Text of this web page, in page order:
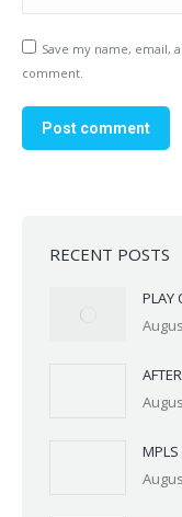
Save my name, email,
comment.
Post comment
RECENT POSTS
PLAY
MPLS